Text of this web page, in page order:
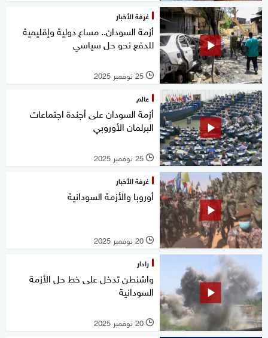
غرفة الأخبار
أزمة السودان.. مساع دولية وإقليمية
للدفع نحو حل سياسي
l 25 نوفمبر 2025
عالم
أزمة السودان على أجندة اجتماعات
البرلمان الأوروبي
l 25 نوفمبر 2025
غرفة الأخبار
أوروبا والأزمة السودانية
l 20 نوفمبر 2025
رادار
واشنطن تدخل على خط حل الأزمة
السودانية
l 20 نوفمبر 2025